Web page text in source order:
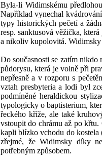
Byla-li Widimskému
Například vynechal
typy historických pečetí a
resp. sanktusová věžička,
a nikoliv kupolovitá. Widimsky
Do současnosti se zatím
půdorysu, která je volně při
nepřesně a v rozporu s
vztah presbyteria a lodi byl
podmíněné heraldickou
typologicky o baptisterium,
řeckého kříže, ale také
vstoupit do chrámu až po
kapli blízko vchodu do
zřejmé, že Widimsky díky
potřebným způsobem.